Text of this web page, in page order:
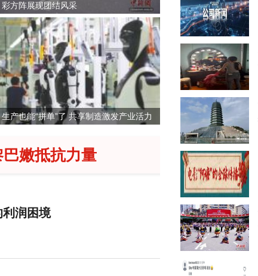
茅台部分直营店飞天茅台提价 零售价上调至1753
彩方阵展现团结风采
生产也能“拼单”了 共享制造激发产业活力
嫩抵抗力量
润困境